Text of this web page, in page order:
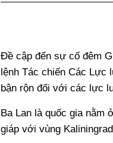
Đề cập đến sự cố đêm
lệnh Tác chiến Các Lực
bận rộn đối với các lực
Ba Lan là quốc gia
giáp với vùng